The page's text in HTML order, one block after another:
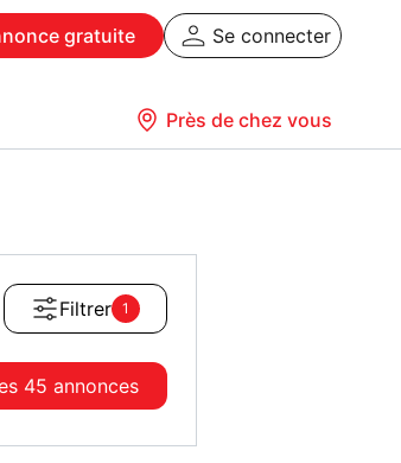
gratuite Se connecter
Près de chez vous
Filtrer 1
45 annonces